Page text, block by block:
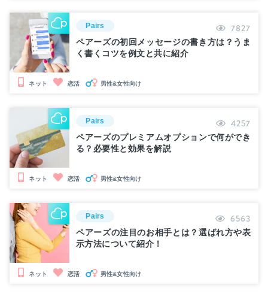
Pairs 7827
ペアーズの初回メッセージの書き方は？うま
く書くコツを例文と共に紹介
ネット 恋活 男性&女性向け
Pairs 4257
ペアーズのプレミアムオプションで何ができ
る？必要性と効果を解説
ネット 恋活 男性&女性向け
Pairs 6563
ペアーズの注目のお相手とは？選ばれ方や表
示方法について紹介！
ネット 恋活 男性&女性向け